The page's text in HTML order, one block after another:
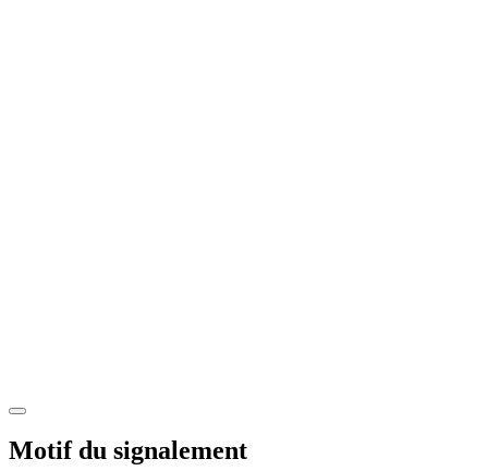
Motif du signalement